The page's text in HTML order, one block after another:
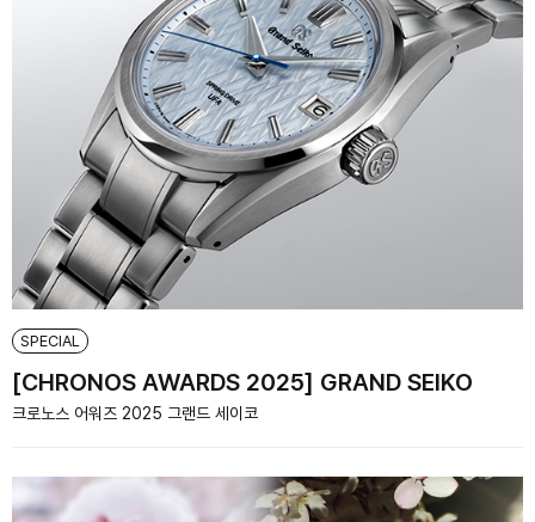
SPECIAL
[CHRONOS AWARDS 2025] GRAND SEIKO
크로노스 어워즈 2025 그랜드 세이코